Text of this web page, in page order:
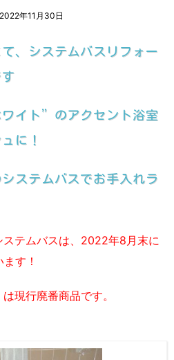
2022年11月30日
、システムバスリフォー
イト”のアクセント浴室
に！
ステムバスでお手入れラ
テムバスは、2022年8月末に
す！
現行廃番商品です。